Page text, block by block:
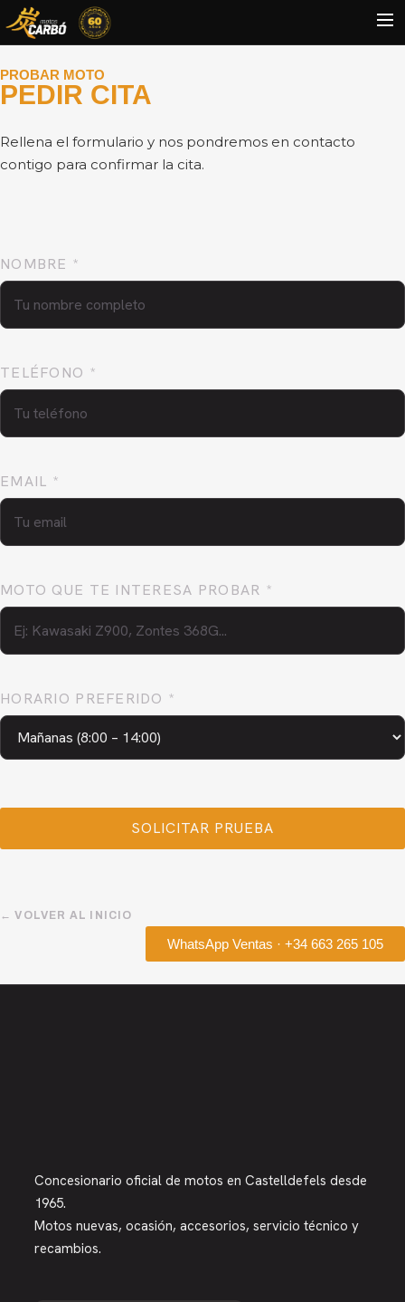
HOME
QUIÉNES SOMOS?
PROBAR MOTO
PEDIR CITA
Rellena el formulario y nos pondremos en contacto
contigo para confirmar la cita.
NOMBRE *
TELÉFONO *
EMAIL *
MOTO QUE TE INTERESA PROBAR *
HORARIO PREFERIDO *
← VOLVER AL INICIO
WhatsApp Ventas · +34 663 265 105
Concesionario oficial de motos en Castelldefels desde
1965.
Motos nuevas, ocasión, accesorios, servicio técnico y
recambios.